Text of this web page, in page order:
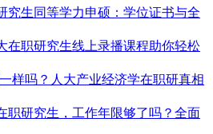
究生同等学力申硕：学位证书与全
在职研究生线上录播课程助你轻松
样吗？人大产业经济学在职研真相
职研究生，工作年限够了吗？全面